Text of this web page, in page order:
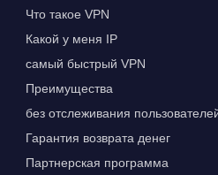
Что такое VPN
Какой у меня IP
самый быстрый VPN
Преимущества
без отслеживания
Гарантия возврата денег
Партнерская программа